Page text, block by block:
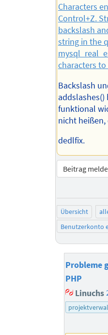
Characters
Control+Z.
backslash
string in the
characters
Backslash
funktional
nicht heißen,
dedlfix.
Beitrag
Übersicht
Benutzerkonto
Probleme
PHP
Linuchs